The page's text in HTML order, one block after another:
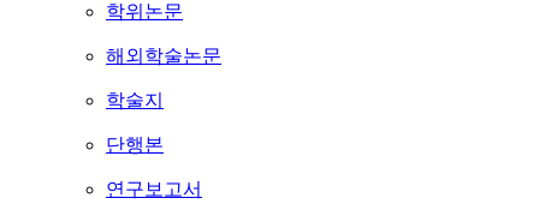
학위논문
해외학술논문
학술지
단행본
연구보고서